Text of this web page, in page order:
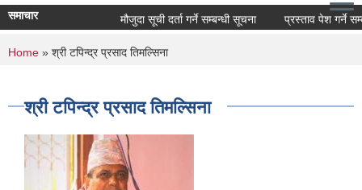
समाचार मौजुदा सूची दर्ता गर्ने सम्बन्धी सूचना प्रस्ताव पेश गर्ने
You are here
Home » श्री टपिन्द्र प्रसाद तिमल्सिना
श्री टपिन्द्र प्रसाद तिमल्सिना